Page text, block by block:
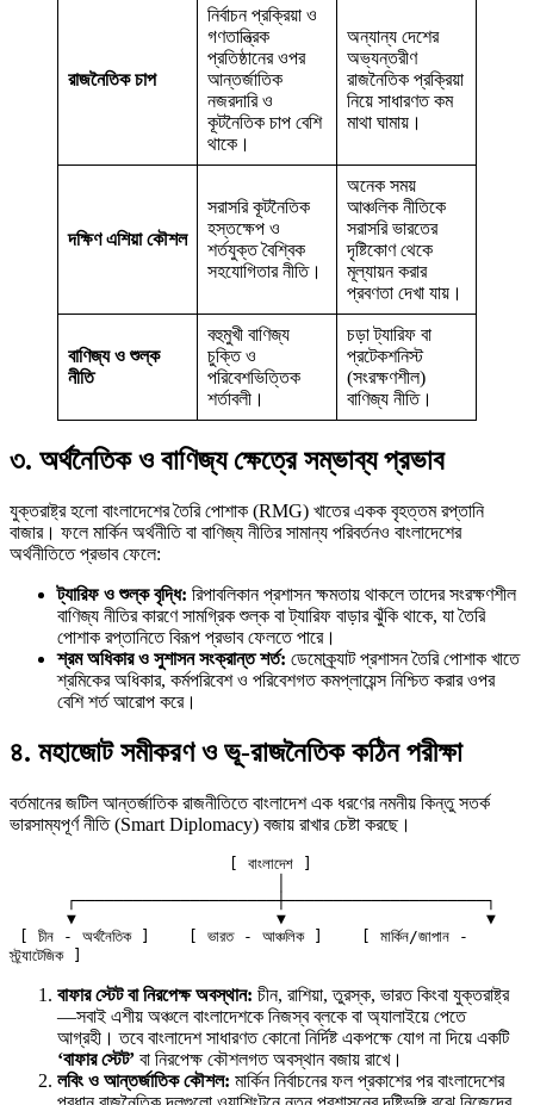
রাজনৈতিক চাপ
নির্বাচন প্রক্রিয়া ও
গণতান্ত্রিক
প্রতিষ্ঠানের ওপর
আন্তর্জাতিক
নজরদারি ও
কূটনৈতিক চাপ বেশি
থাকে।
অন্যান্য দেশের
অভ্যন্তরীণ
রাজনৈতিক প্রক্রিয়া
নিয়ে সাধারণত কম
মাথা ঘামায়।
দক্ষিণ এশিয়া কৌশল
সরাসরি কূটনৈতিক
হস্তক্ষেপ ও
শর্তযুক্ত বৈশ্বিক
সহযোগিতার নীতি।
অনেক সময়
আঞ্চলিক নীতিকে
সরাসরি ভারতের
দৃষ্টিকোণ থেকে
মূল্যায়ন করার
প্রবণতা দেখা যায়।
বাণিজ্য ও শুল্ক
নীতি
বহুমুখী বাণিজ্য
চুক্তি ও
পরিবেশভিত্তিক
শর্তাবলী।
চড়া ট্যারিফ বা
প্রটেকশনিস্ট
(সংরক্ষণশীল)
বাণিজ্য নীতি।
৩. অর্থনৈতিক ও বাণিজ্য ক্ষেত্রে সম্ভাব্য প্রভাব
যুক্তরাষ্ট্র হলো বাংলাদেশের তৈরি পোশাক (RMG) খাতের একক বৃহত্তম রপ্তানি
বাজার। ফলে মার্কিন অর্থনীতি বা বাণিজ্য নীতির সামান্য পরিবর্তনও বাংলাদেশের
অর্থনীতিতে প্রভাব ফেলে:
ট্যারিফ ও শুল্ক বৃদ্ধি: রিপাবলিকান প্রশাসন ক্ষমতায় থাকলে তাদের সংরক্ষণশীল
বাণিজ্য নীতির কারণে সামগ্রিক শুল্ক বা ট্যারিফ বাড়ার ঝুঁকি থাকে, যা তৈরি
পোশাক রপ্তানিতে বিরূপ প্রভাব ফেলতে পারে।
শ্রম অধিকার ও সুশাসন সংক্রান্ত শর্ত: ডেমোক্র্যাট প্রশাসন তৈরি পোশাক খাতে
শ্রমিকের অধিকার, কর্মপরিবেশ ও পরিবেশগত কমপ্লায়েন্স নিশ্চিত করার ওপর
বেশি শর্ত আরোপ করে।
৪. মহাজোট সমীকরণ ও ভূ-রাজনৈতিক কঠিন পরীক্ষা
বর্তমানের জটিল আন্তর্জাতিক রাজনীতিতে বাংলাদেশ এক ধরণের নমনীয় কিন্তু সতর্ক
ভারসাম্যপূর্ণ নীতি (Smart Diplomacy) বজায় রাখার চেষ্টা করছে।
বাফার স্টেট বা নিরপেক্ষ অবস্থান: চীন, রাশিয়া, তুরস্ক, ভারত কিংবা যুক্তরাষ্ট্র
—সবাই এশীয় অঞ্চলে বাংলাদেশকে নিজস্ব ব্লকে বা অ্যালাইয়ে পেতে
আগ্রহী। তবে বাংলাদেশ সাধারণত কোনো নির্দিষ্ট একপক্ষে যোগ না দিয়ে একটি
‘বাফার স্টেট’ বা নিরপেক্ষ কৌশলগত অবস্থান বজায় রাখে।
লবিং ও আন্তর্জাতিক কৌশল: মার্কিন নির্বাচনের ফল প্রকাশের পর বাংলাদেশের